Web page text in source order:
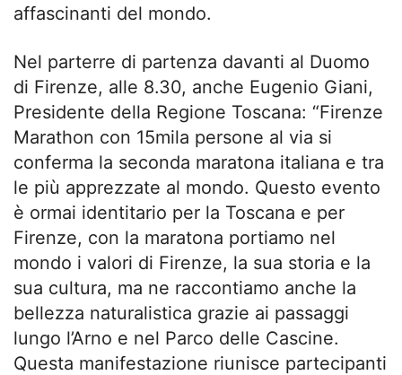
affascinanti del mondo.
Nel parterre di partenza davanti al Duomo
di Firenze, alle 8.30, anche Eugenio Giani,
Presidente della Regione Toscana: “Firenze
Marathon con 15mila persone al via si
conferma la seconda maratona italiana e tra
le più apprezzate al mondo. Questo evento
è ormai identitario per la Toscana e per
Firenze, con la maratona portiamo nel
mondo i valori di Firenze, la sua storia e la
sua cultura, ma ne raccontiamo anche la
bellezza naturalistica grazie ai passaggi
lungo l’Arno e nel Parco delle Cascine.
Questa manifestazione riunisce partecipanti